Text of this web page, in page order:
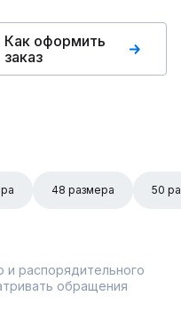
Как оформить
заказ
48 размера 50
и распорядительного
обращения